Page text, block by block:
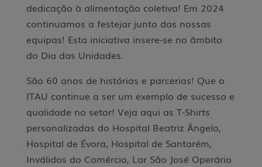
dedicação à alimentação coletiva! Em 2024
continuamos a festejar junto das nossas
equipas! Esta iniciativa insere-se no âmbito
do Dia das Unidades.
São 60 anos de histórias e parcerias! Que o
ITAU continue a ser um exemplo de sucesso e
qualidade no setor! Veja aqui as T-Shirts
personalizadas do Hospital Beatriz Ângelo,
Hospital de Évora, Hospital de Santarém,
Inválidos do Comércio, Lar São José Operário